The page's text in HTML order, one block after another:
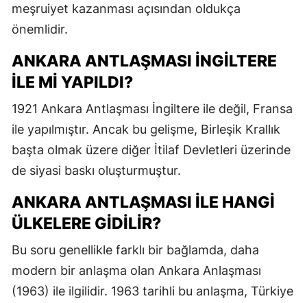
meşruiyet kazanması açısından oldukça
önemlidir.
ANKARA ANTLAŞMASI İNGILTERE
ILE MI YAPILDI?
1921 Ankara Antlaşması İngiltere ile değil, Fransa
ile yapılmıştır. Ancak bu gelişme, Birleşik Krallık
başta olmak üzere diğer İtilaf Devletleri üzerinde
de siyasi baskı oluşturmuştur.
ANKARA ANTLAŞMASI ILE HANGI
ÜLKELERE GIDILIR?
Bu soru genellikle farklı bir bağlamda, daha
modern bir anlaşma olan Ankara Anlaşması
(1963) ile ilgilidir. 1963 tarihli bu anlaşma, Türkiye